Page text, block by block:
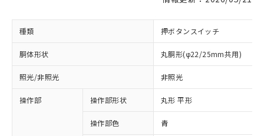
種類 押ボタンスイッチ
胴体形状 丸胴形(φ22/25mm共用)
照光/非照光 非照光
操作部 操作部形状 丸形 平形
操作部色 青